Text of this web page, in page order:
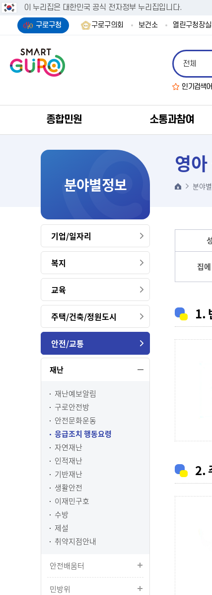
이 누리집은 대한민국 공식 전자정부 누리집입니다.
구로구청 구로구의회 보건소 열린구청장실
인기검색어
종합민원 소통과참여
분야별정보
기업/일자리
복지
교육
주택/건축/정원도시
안전/교통
재난
재난예보알림
구로안전방
안전문화운동
응급조치 행동요령
자연재난
인적재난
기반재난
생활안전
이재민구호
수방
제설
취약지점안내
안전배움터
민방위
영
분야
집
1.
2.